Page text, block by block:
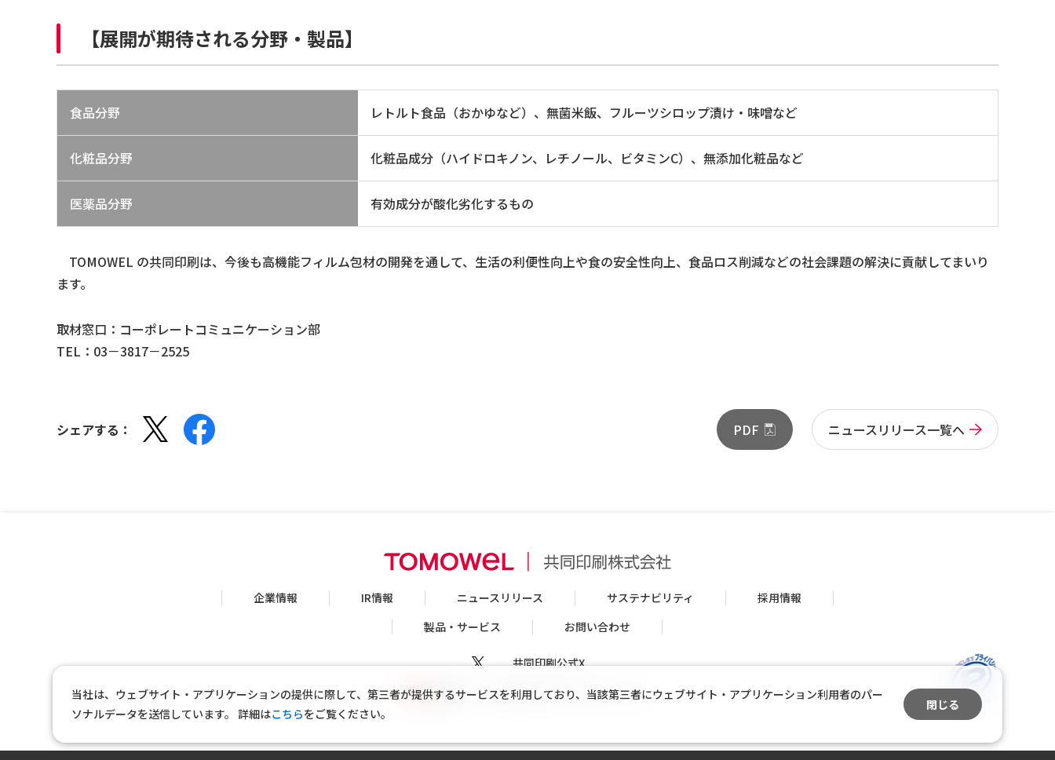
【展開が期待される分野・製品】
食品分野 レトルト食品（おかゆなど）、無菌米飯、フルーツシロップ漬け・味噌など
化粧品分野 化粧品成分（ハイドロキノン、レチノール、ビタミンC）、無添加化粧品など
医薬品分野 有効成分が酸化劣化するもの
TOMOWEL の共同印刷は、今後も高機能フィルム包材の開発を通して、生活の利便性向上や食の安全性向上、食品ロス削減などの社会課題の解決に貢献してまいり
ます。
取材窓口：コーポレートコミュニケーション部
TEL：03－3817－2525
シェアする： PDF ニュースリリース一覧へ
企業情報 IR情報 ニュースリリース サステナビリティ
採用情報
製品・サービス
お問い合わせ
共同印刷公式X
共同印刷公式Youtubeチャンネル
当社は、ウェブサイト・アプリケーションの提供に際して、第三者が提供するサービスを利用しており、当該第三者にウェブサイト・アプリケーション利用者のパー
ソナルデータを送信しています。詳細はこちらをご覧ください。
閉じる